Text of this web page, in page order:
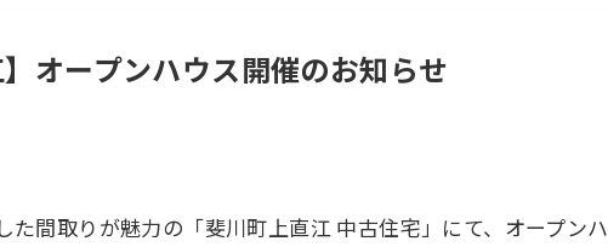
オープンハウス開催のお知らせ
た間取りが魅力の「斐川町上直江 中古住宅」にて、オープンハ